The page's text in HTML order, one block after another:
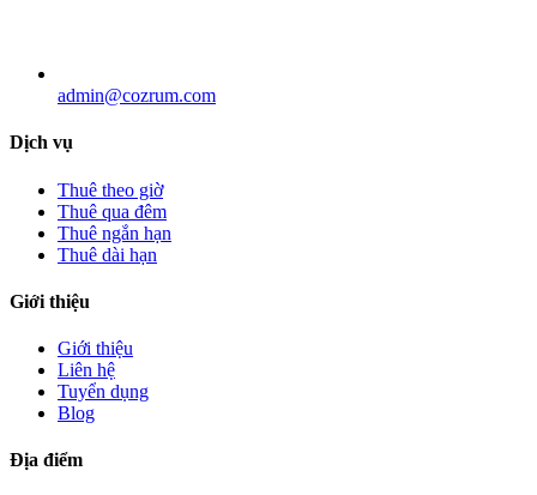
admin@cozrum.com
Dịch vụ
Thuê theo giờ
Thuê qua đêm
Thuê ngắn hạn
Thuê dài hạn
Giới thiệu
Giới thiệu
Liên hệ
Tuyển dụng
Blog
Địa điểm